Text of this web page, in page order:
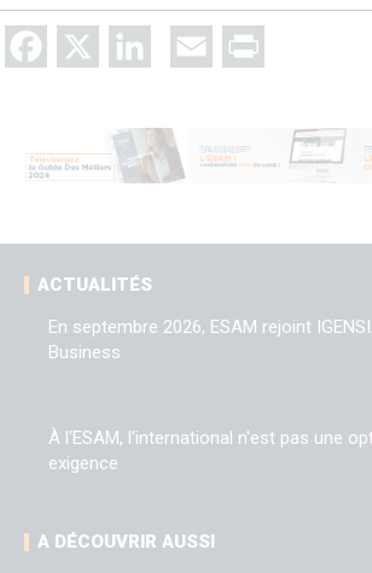
Facebook LinkedIn Email
ACTUALITÉS
En septembre 2026, ESAM rejoint
Business
À l'ESAM, l'international n'est pas une
exigence
A DÉCOUVRIR AUSSI